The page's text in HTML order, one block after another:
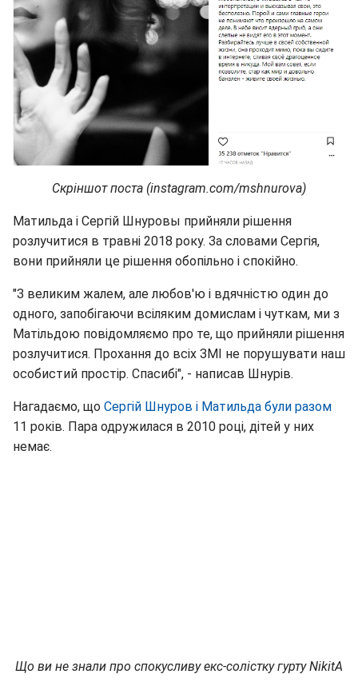
Скріншот поста (instagram.com/mshnurova)
Матильда і Сергій Шнуровы прийняли рішення
розлучитися в травні 2018 року. За словами Сергія,
вони прийняли це рішення обопільно і спокійно.
"З великим жалем, але любов'ю і вдячністю один до
одного, запобігаючи всіляким домислам і чуткам, ми з
Матільдою повідомляємо про те, що прийняли рішення
розлучитися. Прохання до всіх ЗМІ не порушувати наш
особистий простір. Спасибі", - написав Шнурів.
Нагадаємо, що Сергій Шнуров і Матильда були разом
11 років. Пара одружилася в 2010 році, дітей у них
немає.
Що ви не знали про спокусливу екс-солістку гурту NikitA